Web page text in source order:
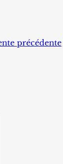
précédente